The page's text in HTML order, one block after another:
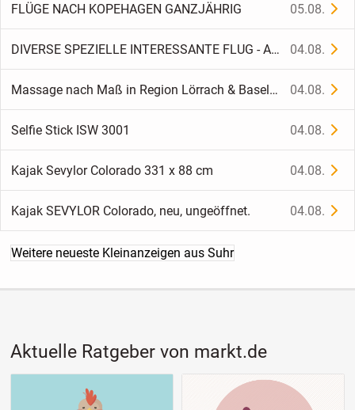
FLÜGE NACH KOPEHAGEN GANZJÄHRIG 05.08.
DIVERSE SPEZIELLE INTERESSANTE FLUG - ANGEBOTEE
04.08.
Massage nach Maß in Region Lörrach & Basel – bequem
04.08.
Selfie Stick ISW 3001 04.08.
Kajak Sevylor Colorado 331 x 88 cm 04.08.
Kajak SEVYLOR Colorado, neu, ungeöffnet. 04.08.
Weitere neueste Kleinanzeigen aus Suhr
Aktuelle Ratgeber von markt.de